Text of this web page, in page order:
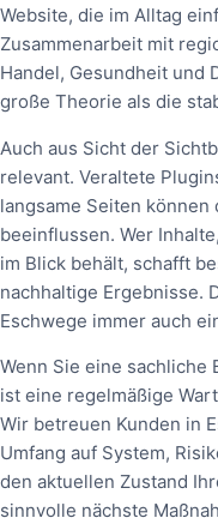
Website, die im Alltag
Zusammenarbeit mit
Handel, Gesundheit und
große Theorie als die
Auch aus Sicht der
relevant. Veraltete
langsame Seiten
beeinflussen. Wer
im Blick behält, schafft
nachhaltige Ergebnisse.
Eschwege immer auch
Wenn Sie eine sachliche
ist eine regelmäßige
Wir betreuen Kunden in
Umfang auf System,
den aktuellen Zustand
sinnvolle nächste